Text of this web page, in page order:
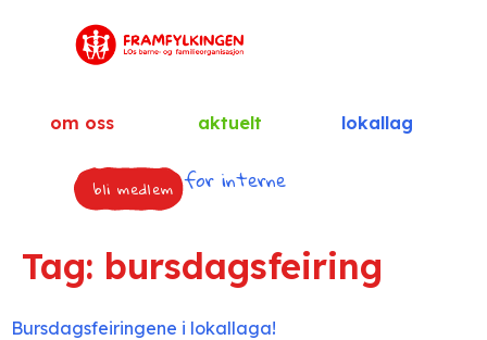
om oss aktuelt lokallag
bli medlem for interne
Tag: bursdagsfeiring
Bursdagsfeiringene i lokallaga!